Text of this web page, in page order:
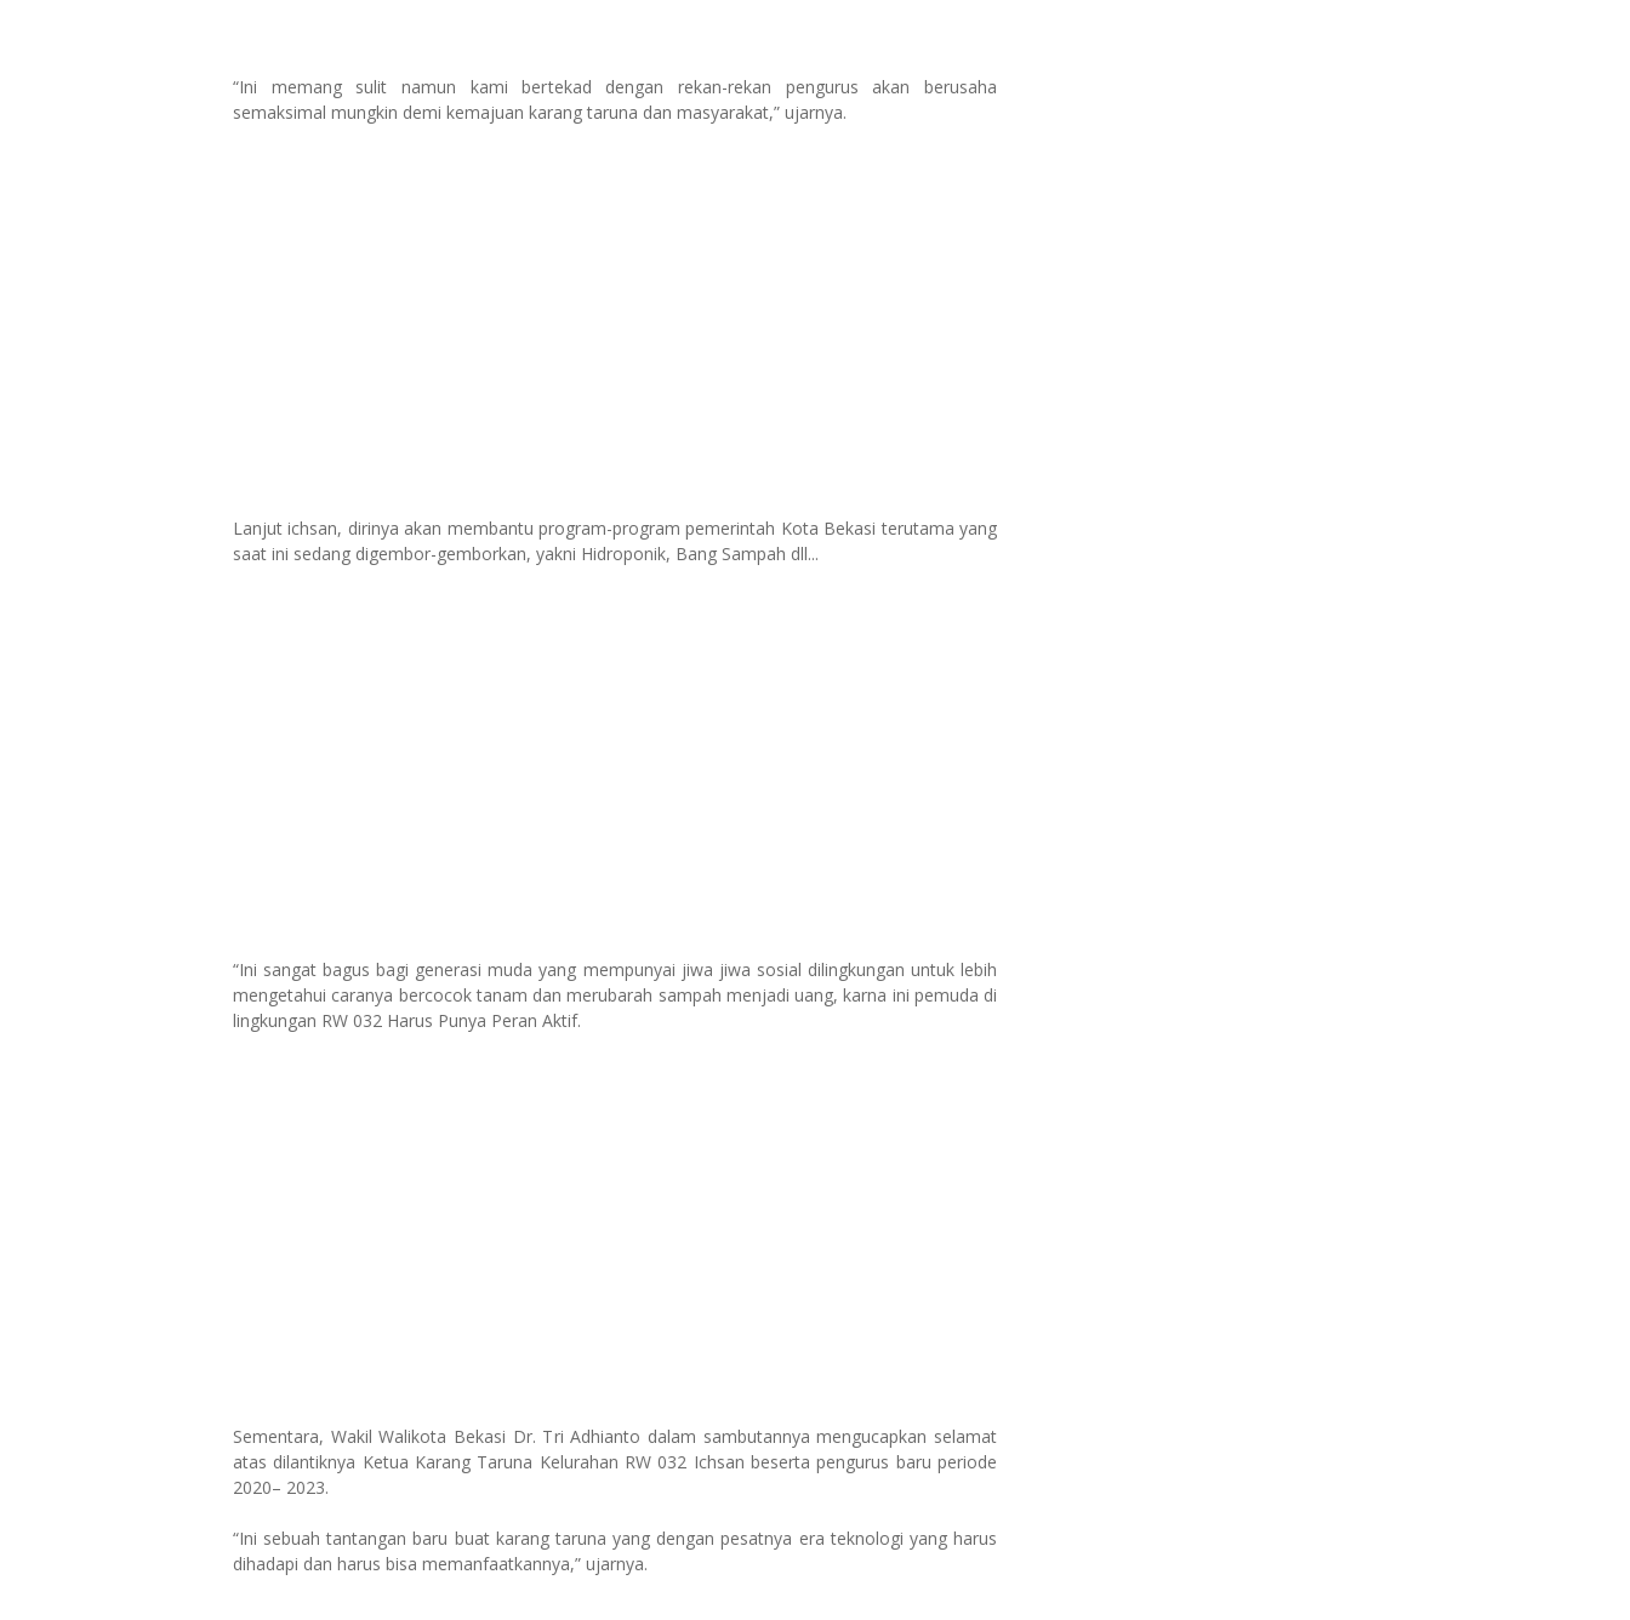
“Ini memang sulit namun kami bertekad dengan rekan-rekan pengurus akan berusaha
semaksimal mungkin demi kemajuan karang taruna dan masyarakat,” ujarnya.
Lanjut ichsan, dirinya akan membantu program-program pemerintah Kota Bekasi terutama yang
saat ini sedang digembor-gemborkan, yakni Hidroponik, Bang Sampah dll...
“Ini sangat bagus bagi generasi muda yang mempunyai jiwa jiwa sosial dilingkungan untuk lebih
mengetahui caranya bercocok tanam dan merubarah sampah menjadi uang, karna ini pemuda di
lingkungan RW 032 Harus Punya Peran Aktif.
Sementara, Wakil Walikota Bekasi Dr. Tri Adhianto dalam sambutannya mengucapkan selamat
atas dilantiknya Ketua Karang Taruna Kelurahan RW 032 Ichsan beserta pengurus baru periode
2020– 2023.
“Ini sebuah tantangan baru buat karang taruna yang dengan pesatnya era teknologi yang harus
dihadapi dan harus bisa memanfaatkannya,” ujarnya.